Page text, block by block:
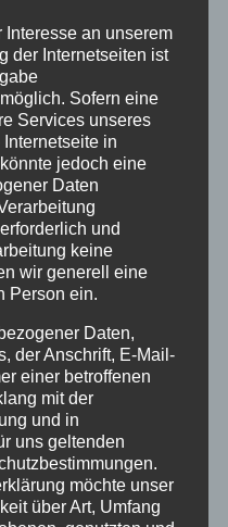
Boogie
Dance
Fitnessprogramm
Immenstadt
online
Paartanz
Silvester
tanzen
Tanzen lernen
Tanzschulfamilie
Interesse an unserem
der Internetseiten ist
Sofern eine
Services unseres
in
jedoch eine
Daten
und
keine
wir generell eine
Person ein.
Daten,
der Anschrift, E-Mail-
einer betroffenen
mit der
und in
uns geltenden
möchte unser
über Art, Umfang